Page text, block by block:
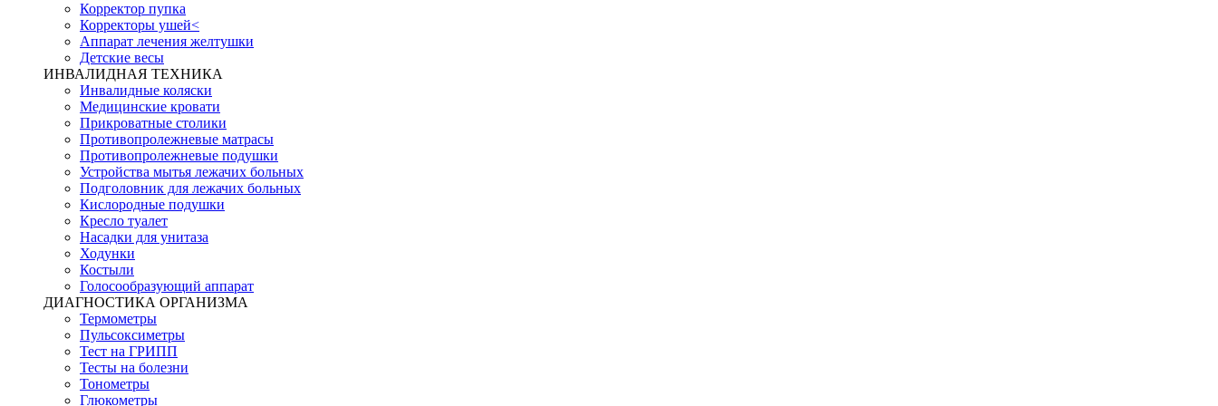
Корректор пупка
Корректоры ушей<
Аппарат лечения желтушки
Детские весы
ИНВАЛИДНАЯ ТЕХНИКА
Инвалидные коляски
Медицинские кровати
Прикроватные столики
Противопролежневые матрасы
Противопролежневые подушки
Устройства мытья лежачих больных
Подголовник для лежачих больных
Кислородные подушки
Кресло туалет
Насадки для унитаза
Ходунки
Костыли
Голосообразующий аппарат
ДИАГНОСТИКА ОРГАНИЗМА
Термометры
Пульсоксиметры
Тест на ГРИПП
Тесты на болезни
Тонометры
Глюкометры